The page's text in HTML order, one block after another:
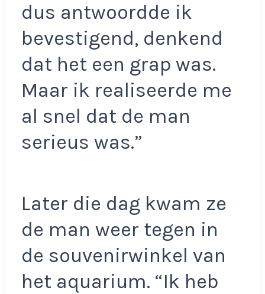
dus antwoordde ik
bevestigend, denkend
dat het een grap was.
Maar ik realiseerde me
al snel dat de man
serieus was.”
Later die dag kwam ze
de man weer tegen in
de souvenirwinkel van
het aquarium. “Ik heb